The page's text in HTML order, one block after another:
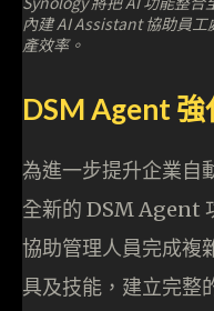
內建 AI Assistant 協助員
產效率。
DSM Agent
為進一步提升企業自
全新的 DSM Agent
協助管理人員完成複
具及技能，建立完